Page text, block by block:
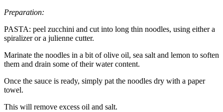
Preparation:
PASTA: peel zucchini and cut into long thin noodles, using either a
spiralizer or a julienne cutter.
Marinate the noodles in a bit of olive oil, sea salt and lemon to soften
them and drain some of their water content.
Once the sauce is ready, simply pat the noodles dry with a paper
towel.
This will remove excess oil and salt.